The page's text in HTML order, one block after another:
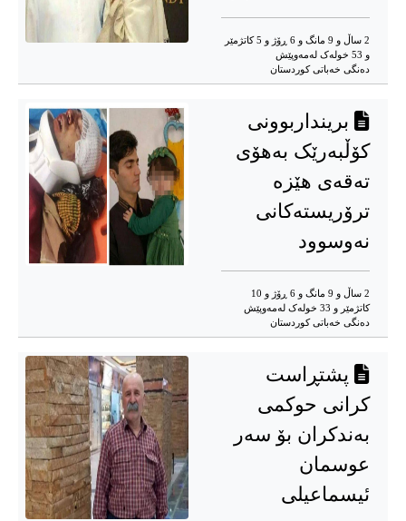
2 ساڵ و 9 مانگ و 6 ڕۆژ و 5 کاتژمێر
و 53 خوله‌ک له‌مه‌وپێش‌
دەنگی خەباتی کوردستان
برینداربوونی
کۆڵبەرێک بەهۆی
تەقەی هێزە
ترۆریستەکانی
نەوسوود
2 ساڵ و 9 مانگ و 6 ڕۆژ و 10
کاتژمێر و 33 خوله‌ک له‌مه‌وپێش‌
دەنگی خەباتی کوردستان
پشتڕاست
کرانی حوکمی
بەندکران بۆ سەر
عوسمان
ئیسماعیلی